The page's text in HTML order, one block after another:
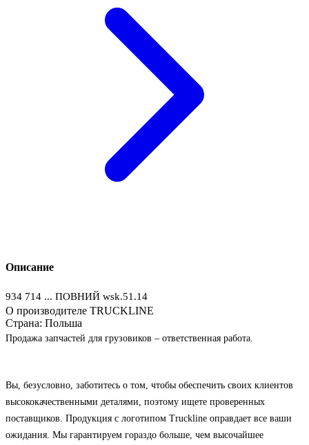
Описание
934 714 ... ПОВНИЙ wsk.51.14
О производителе TRUCKLINE
Страна: Польша
Продажа запчастей для грузовиков – ответственная работа.
Вы, безусловно, заботитесь о том, чтобы обеспечить своих клиентов
высококачественными деталями, поэтому ищете проверенных
поставщиков. Продукция с логотипом Truckline оправдает все ваши
ожидания. Мы гарантируем гораздо больше, чем высочайшее